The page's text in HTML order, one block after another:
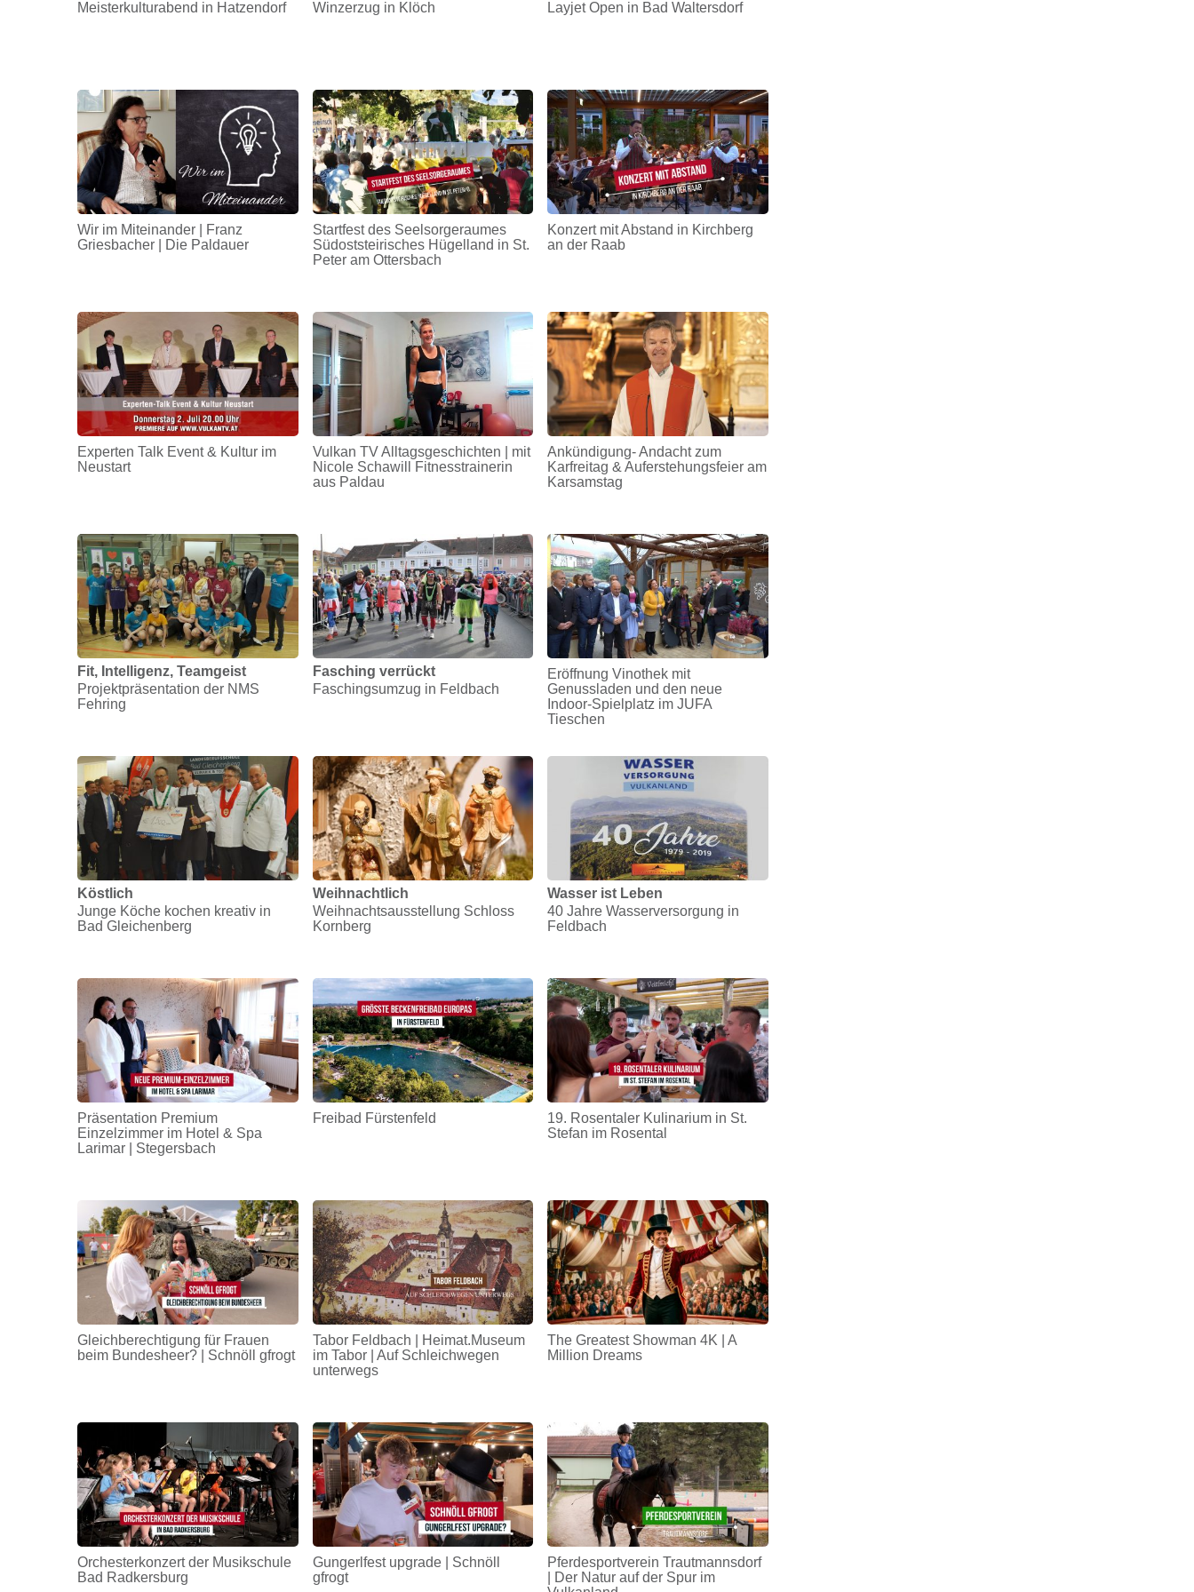
Meisterkulturabend in Hatzendorf Winzerzug in Klöch Layjet Open in Bad Waltersdorf
Wir im Miteinander | Franz
Griesbacher | Die Paldauer
Startfest des Seelsorgeraumes
Südoststeirisches Hügelland in St.
Peter am Ottersbach
Konzert mit Abstand in Kirchberg
an der Raab
Experten Talk Event & Kultur im
Neustart
Vulkan TV Alltagsgeschichten | mit
Nicole Schawill Fitnesstrainerin
aus Paldau
Ankündigung- Andacht zum
Karfreitag & Auferstehungsfeier am
Karsamstag
Fit, Intelligenz, Teamgeist
Projektpräsentation der NMS
Fehring
Fasching verrückt
Faschingsumzug in Feldbach
Eröffnung Vinothek mit
Genussladen und den neue
Indoor-Spielplatz im JUFA
Tieschen
Köstlich
Junge Köche kochen kreativ in
Bad Gleichenberg
Weihnachtlich
Weihnachtsausstellung Schloss
Kornberg
Wasser ist Leben
40 Jahre Wasserversorgung in
Feldbach
Präsentation Premium
Einzelzimmer im Hotel & Spa
Larimar | Stegersbach
Freibad Fürstenfeld
19. Rosentaler Kulinarium in St.
Stefan im Rosental
Gleichberechtigung für Frauen
beim Bundesheer? | Schnöll gfrogt
Tabor Feldbach | Heimat.Museum
im Tabor | Auf Schleichwegen
unterwegs
The Greatest Showman 4K | A
Million Dreams
Orchesterkonzert der Musikschule
Bad Radkersburg
Gungerlfest upgrade | Schnöll
gfrogt
Pferdesportverein Trautmannsdorf
| Der Natur auf der Spur im